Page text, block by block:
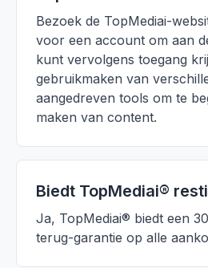
Bezoek de TopMediai-
voor een account om aan
kunt vervolgens toegang
gebruikmaken van
aangedreven tools om te
maken van content.
Biedt TopMediai®
Ja, TopMediai® biedt een
terug-garantie op alle